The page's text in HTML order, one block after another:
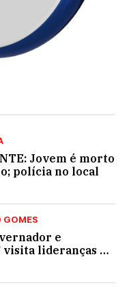
Jovem é morto
polícia no local
GOMES
e
visita lideranças do
a reeleição